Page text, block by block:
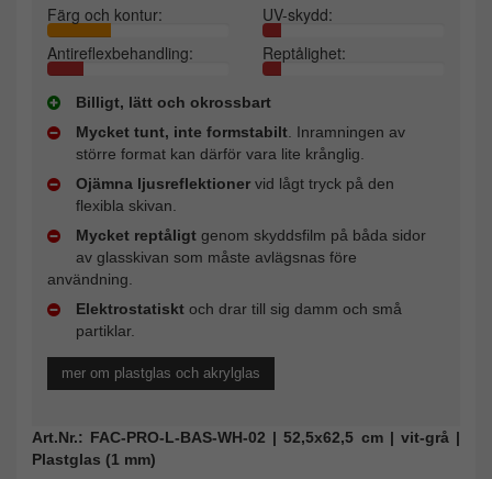
Färg och kontur:
UV-skydd:
Antireflexbehandling:
Reptålighet:
Billigt, lätt och okrossbart
Mycket tunt, inte formstabilt . Inramningen av
större format kan därför vara lite krånglig.
Ojämna ljusreflektioner vid lågt tryck på den
flexibla skivan.
Mycket reptåligt genom skyddsfilm på båda sidor
av glasskivan som måste avlägsnas före
användning.
Elektrostatiskt och drar till sig damm och små
partiklar.
mer om plastglas och akrylglas
Art.Nr.: FAC-PRO-L-BAS-WH-02 | 52,5x62,5 cm | vit-grå |
Plastglas (1 mm)